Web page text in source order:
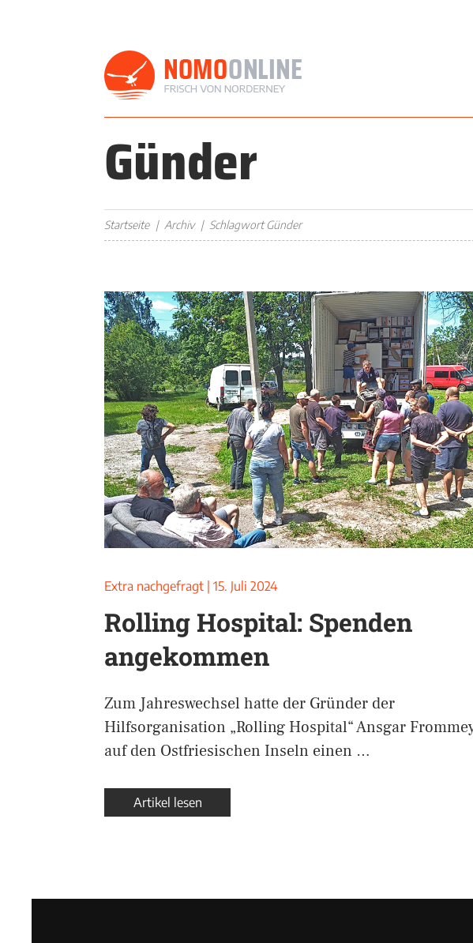
Günder
Startseite Archiv Schlagwort Günder
Extra nachgefragt 15. Juli 2024
Rolling Hospital: Spenden
angekommen
Zum Jahreswechsel hatte der Gründer der
Hilfsorganisation „Rolling Hospital“ Ansgar
auf den Ostfriesischen Inseln einen …
Artikel lesen